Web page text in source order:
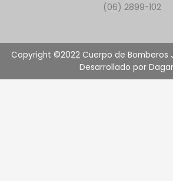
(06) 2899-102
Copyright ©2022 Cuerpo de Bomberos
Desarrollado por